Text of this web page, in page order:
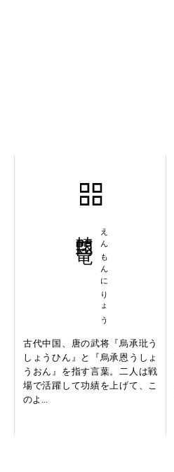
えんもんにりょう
古代中国、唐の武将『烏承玭う
しょうひん』と『烏承恩うしょ
うおん』を指す言葉。二人は戦
場で活躍して功績を上げて、こ
のよ...